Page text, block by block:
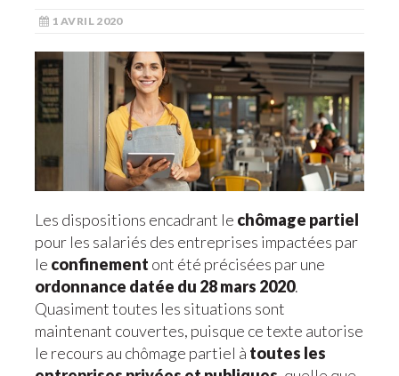
1 AVRIL 2020
Les dispositions encadrant le chômage partiel
pour les salariés des entreprises impactées par
le confinement ont été précisées par une
ordonnance datée du 28 mars 2020.
Quasiment toutes les situations sont
maintenant couvertes, puisque ce texte autorise
le recours au chômage partiel à toutes les